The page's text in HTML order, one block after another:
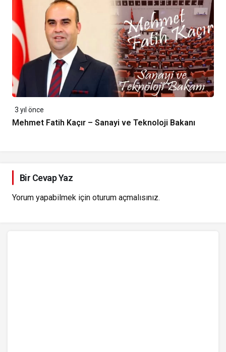
3 yıl önce
Mehmet Fatih Kaçır – Sanayi ve Teknoloji Bakanı
Bir Cevap Yaz
Yorum yapabilmek için oturum açmalısınız.